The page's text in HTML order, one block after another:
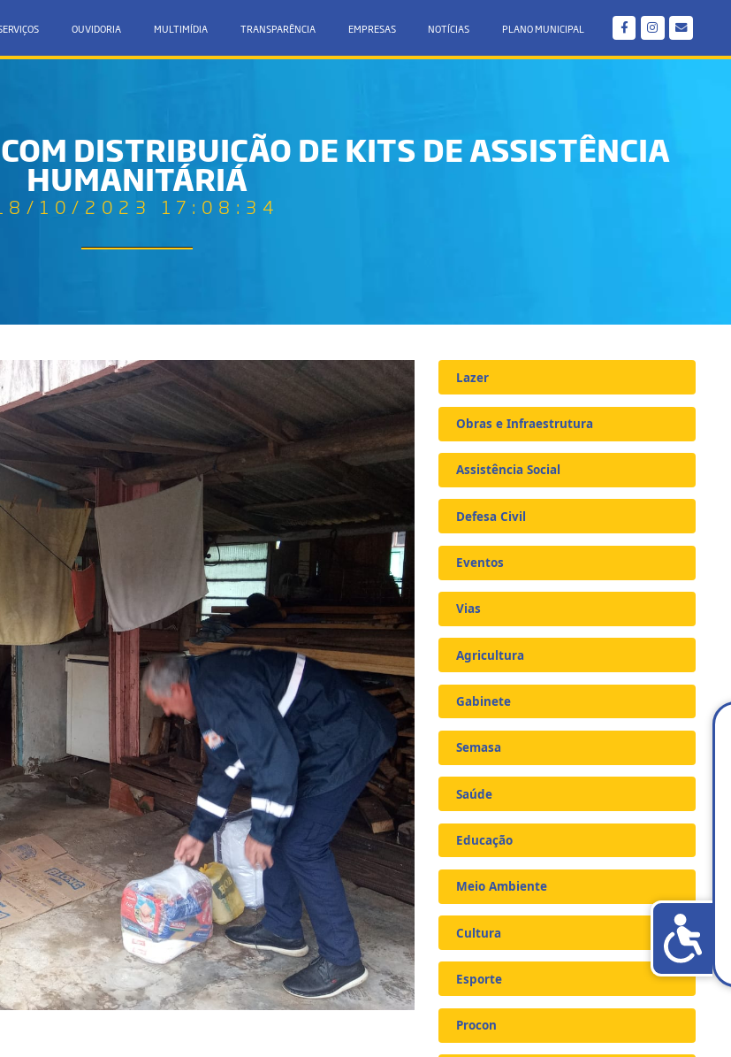
OUVIDORIA MULTIMÍDIA TRANSPARÊNCIA EMPRESAS NOTÍCIAS PLANO MUNICIPAL
DISTRIBUIÇÃO DE KITS DE ASSISTÊNCIA
HUMANITÁRIA
10/2023 17:08:34
Lazer
Obras e Infraestrutura
Assistência Social
Defesa Civil
Eventos
Vias
Agricultura
Gabinete
Semasa
Saúde
Educação
Meio Ambiente
Cultura
Esporte
Procon